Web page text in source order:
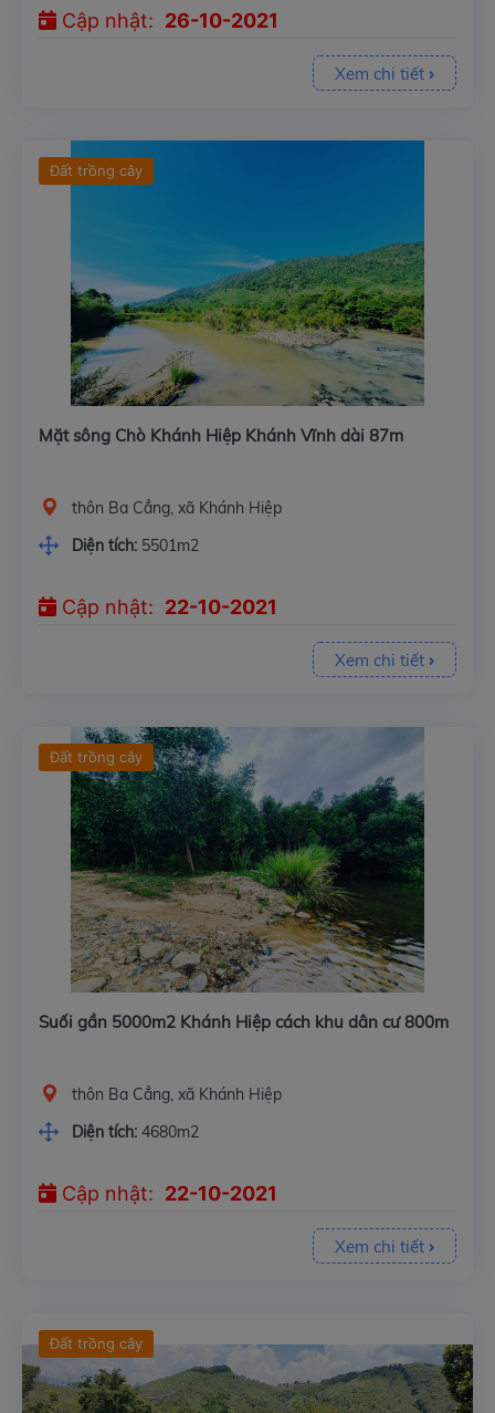
Cập nhật: 26-10-2021
Xem chi tiết
Đất trồng cây
Mặt sông Chò Khánh Hiệp Khánh Vĩnh dài 87m
thôn Ba Cẳng, xã Khánh Hiệp
Diện tích: 5501m2
Cập nhật: 22-10-2021
Xem chi tiết
Đất trồng cây
Suối gần 5000m2 Khánh Hiệp cách khu dân cư 800m
thôn Ba Cẳng, xã Khánh Hiệp
Diện tích: 4680m2
Cập nhật: 22-10-2021
Xem chi tiết
Đất trồng cây